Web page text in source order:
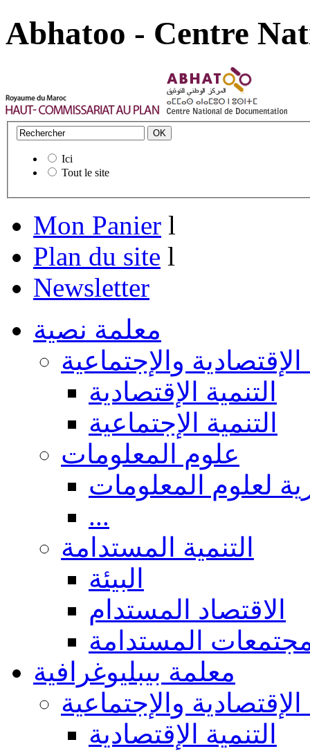
Abhatoo - Centre
Ici
Tout le site
Mon Panier l
Plan du site l
Newsletter
معلمة نصية
الإقتصادية والإجتماعية
التنمية الإقتصادية
التنمية الإجتماعية
علوم المعلومات
لعلوم المعلومات
...
التنمية المستدامة
البيئة
الاقتصاد المستدام
المستدامة
معلمة بيبليوغرافية
الإقتصادية والإجتماعية
التنمية الإقتصادية